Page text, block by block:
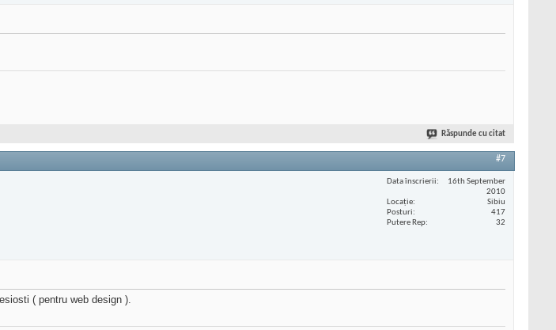
Răspunde cu citat
#7
Data înscrierii
16th September
2010
Locaţie
Sibiu
Posturi
417
Putere Rep
32
( pentru web design ).